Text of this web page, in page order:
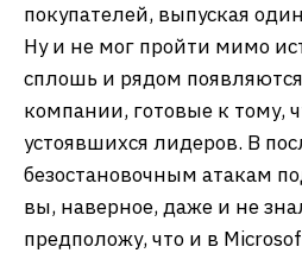
покупателей, выпуская
Ну и не мог пройти мимо
сплошь и рядом
компании, готовые к тому,
устоявшихся лидеров. В
безостановочным атакам
вы, наверное, даже и не
предположу, что и в